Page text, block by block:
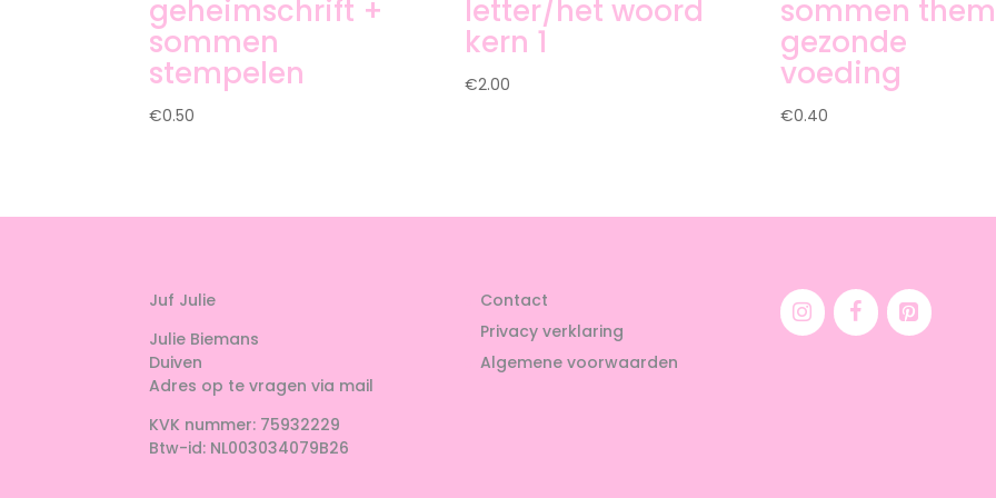
geheimschrift +
sommen
stempelen
€0.50
letter/het woord
kern 1
€2.00
sommen
gezonde
voeding
€0.40
Juf Julie
Julie Biemans
Duiven
Adres op te vragen via mail
KVK nummer: 75932229
Btw-id: NL003034079B26
Contact
Privacy verklaring
Algemene voorwaarden